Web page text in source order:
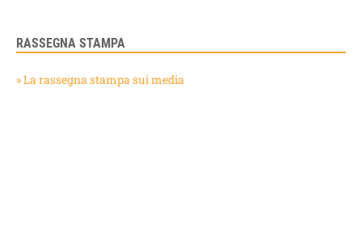
RASSEGNA STAMPA
» La rassegna stampa sui media